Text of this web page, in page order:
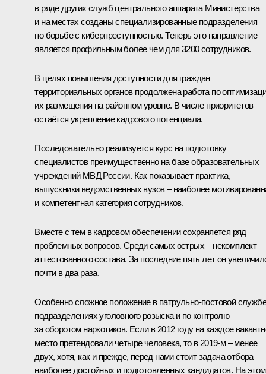
в ряде других служб центрального аппарата Министерства
и на местах созданы специализированные подразделения
по борьбе с киберпреступностью. Теперь это направление
является профильным более чем для 3200 сотрудников.
В целях повышения доступности для граждан
территориальных органов продолжена работа по
их размещения на районном уровне. В числе приоритетов
остаётся укрепление кадрового потенциала.
Последовательно реализуется курс на подготовку
специалистов преимущественно на базе образовательных
учреждений МВД России. Как показывает практика,
выпускники ведомственных вузов – наиболее
и компетентная категория сотрудников.
Вместе с тем в кадровом обеспечении сохраняется ряд
проблемных вопросов. Среди самых острых – некомплект
аттестованного состава. За последние пять лет он
почти в два раза.
Особенно сложное положение в патрульно-постовой
подразделениях уголовного розыска и по контролю
за оборотом наркотиков. Если в 2012 году на каждое
место претендовали четыре человека, то в 2019-м – менее
двух, хотя, как и прежде, перед нами стоит задача отбора
наиболее достойных и подготовленных кандидатов. На этом